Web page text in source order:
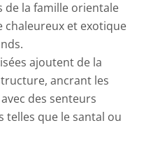
de la famille orientale
chaleureux et exotique
ajoutent de la
ancrant les
des senteurs
que le santal ou